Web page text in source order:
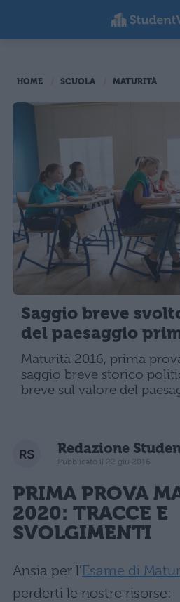
HOME SCUOLA MATURITÀ
Saggio breve
del paesaggio
Maturità 2016, prima
saggio breve storico
breve sul valore del
Redazione
Pubblicato il 22 giu 2016
PRIMA PROVA
2020: TRACCE E
SVOLGIMENTI
Ansia per l’Esame di
perderti le nostre risorse: